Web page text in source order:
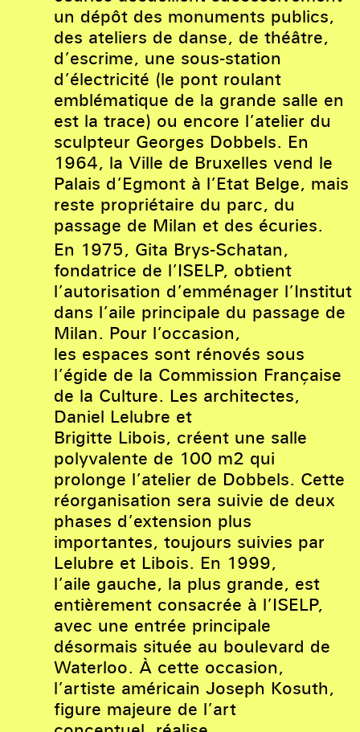
un dépôt des monuments publics,
des ateliers de danse, de théâtre,
d’escrime, une sous-station
d’électricité (le pont roulant
emblématique de la grande salle en
est la trace) ou encore l’atelier du
sculpteur Georges Dobbels. En
1964, la Ville de Bruxelles vend le
Palais d’Egmont à l’Etat Belge, mais
reste propriétaire du parc, du
passage de Milan et des écuries.
En 1975, Gita Brys-Schatan,
fondatrice de l’ISELP, obtient
l’autorisation d’emménager l’Institut
dans l’aile principale du passage de
Milan. Pour l’occasion,
les espaces sont rénovés sous
l’égide de la Commission Française
de la Culture. Les architectes,
Daniel Lelubre et
Brigitte Libois, créent une salle
polyvalente de 100 m2 qui
prolonge l’atelier de Dobbels. Cette
réorganisation sera suivie de deux
phases d’extension plus
importantes, toujours suivies par
Lelubre et Libois. En 1999,
l’aile gauche, la plus grande, est
entièrement consacrée à l’ISELP,
avec une entrée principale
désormais située au boulevard de
Waterloo. À cette occasion,
l’artiste américain Joseph Kosuth,
figure majeure de l’art